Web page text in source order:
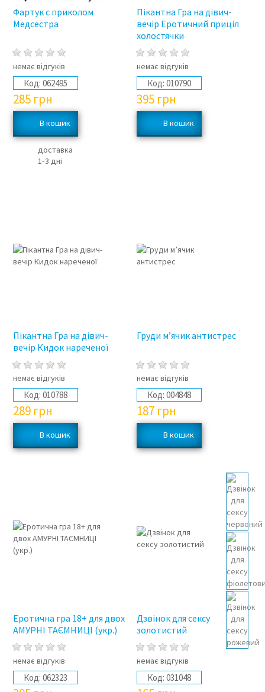
Фартук с приколом
Медсестра
немає відгуків
Код: 062495
285 грн
доставка
1‑3 дні
Пікантна Гра на дівич-
вечір Еротичний приціл
холостячки
немає відгуків
Код: 010790
395 грн
Пікантна Гра на дівич-
вечір Кидок нареченої
немає відгуків
Код: 010788
289 грн
Груди м’ячик антистрес
немає відгуків
Код: 004848
187 грн
Еротична гра 18+ для двох
АМУРНІ ТАЄМНИЦІ (укр.)
немає відгуків
Код: 062323
Дзвінок для сексу
золотистий
немає відгуків
Код: 031048